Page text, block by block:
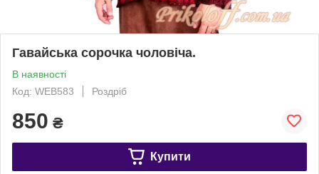
Гавайська сорочка чоловіча.
В наявності
Код: WEB583
Роздріб
850 ₴
Купити